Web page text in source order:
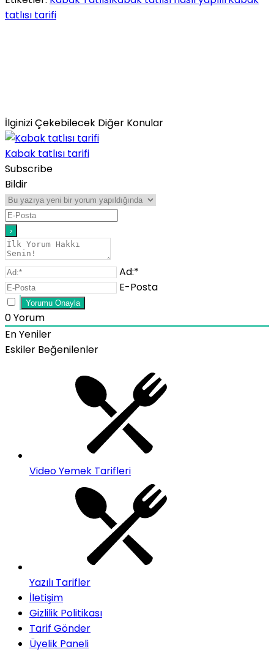
tatlısı tarifi
İlginizi Çekebilecek Diğer Konular
Kabak tatlısı tarifi
Subscribe
Bildir
Ad:*
E-Posta
0Yorum
En Yeniler
Eskiler Beğenilenler
Video Yemek Tarifleri
Yazılı Tarifler
İletişim
Gizlilik Politikası
Tarif Gönder
Üyelik Paneli